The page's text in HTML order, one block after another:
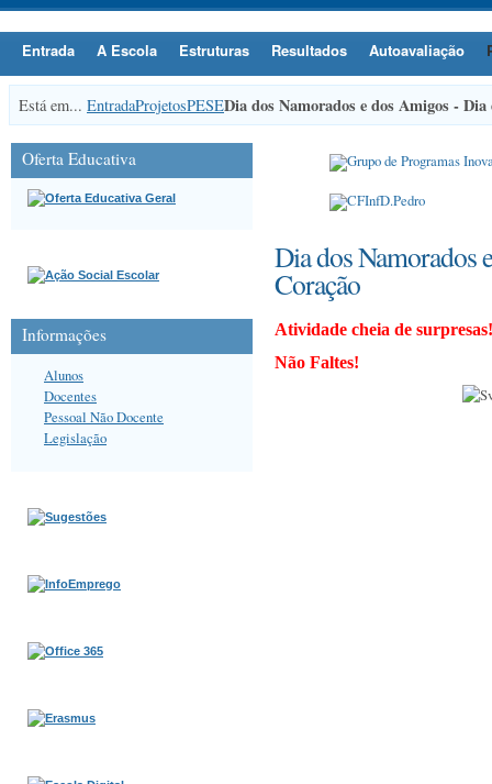
Entrada A Escola Estruturas Resultados Autoavaliação
Está em... EntradaProjetosPESEDia dos Namorados e dos Amigos - Dia
Dia dos Namorados
Coração
Atividade cheia de surpresas!
Não Faltes!
Oferta Educativa
Informações
Alunos
Docentes
Pessoal Não Docente
Legislação